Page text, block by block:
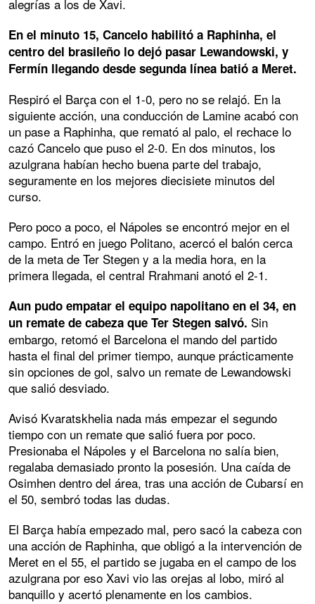
alegrías a los de Xavi.
En el minuto 15, Cancelo habilitó a Raphinha, el
centro del brasileño lo dejó pasar Lewandowski, y
Fermín llegando desde segunda línea batió a Meret.
Respiró el Barça con el 1-0, pero no se relajó. En la
siguiente acción, una conducción de Lamine acabó con
un pase a Raphinha, que remató al palo, el rechace lo
cazó Cancelo que puso el 2-0. En dos minutos, los
azulgrana habían hecho buena parte del trabajo,
seguramente en los mejores diecisiete minutos del
curso.
Pero poco a poco, el Nápoles se encontró mejor en el
campo. Entró en juego Politano, acercó el balón cerca
de la meta de Ter Stegen y a la media hora, en la
primera llegada, el central Rrahmani anotó el 2-1.
Aun pudo empatar el equipo napolitano en el 34, en
un remate de cabeza que Ter Stegen salvó. Sin
embargo, retomó el Barcelona el mando del partido
hasta el final del primer tiempo, aunque prácticamente
sin opciones de gol, salvo un remate de Lewandowski
que salió desviado.
Avisó Kvaratskhelia nada más empezar el segundo
tiempo con un remate que salió fuera por poco.
Presionaba el Nápoles y el Barcelona no salía bien,
regalaba demasiado pronto la posesión. Una caída de
Osimhen dentro del área, tras una acción de Cubarsí en
el 50, sembró todas las dudas.
El Barça había empezado mal, pero sacó la cabeza con
una acción de Raphinha, que obligó a la intervención de
Meret en el 55, el partido se jugaba en el campo de los
azulgrana por eso Xavi vio las orejas al lobo, miró al
banquillo y acertó plenamente en los cambios.